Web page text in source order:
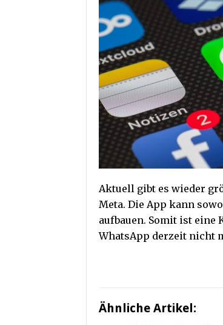
Aktuell gibt es wieder
Meta. Die App kann
aufbauen. Somit ist
WhatsApp derzeit nicht
Ähnliche Artikel: